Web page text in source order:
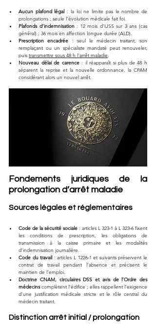
Aucun plafond légal : la loi ne limite pas le nombre de
prolongations ; seule l’évolution médicale fait foi.
Plafonds d’indemnisation : 12 mois d’IJSS sur 3 ans (cas
général) ; 36 mois en affection longue durée (ALD).
Prescription encadrée : seul le médecin traitant, son
remplaçant ou un spécialiste mandaté peut renouveler,
puis transmettre sous 48 h l'arrêt maladie.
Nouveau délai de carence : il réapparaît si plus de 48 h
séparent la reprise et la nouvelle ordonnance, la CPAM
considérant alors un nouvel arrêt.
Fondements juridiques de la
prolongation d’arrêt maladie
Sources légales et réglementaires
Code de la sécurité sociale : articles L 323-1 à L 323-6 fixent
les conditions de prescription, les obligations de
transmission à la caisse primaire et les modalités
d’indemnisation journalière.
Code du travail : articles L 1226-1 et suivants préservent le
contrat de travail pendant l’absence et précisent le
maintien de l’emploi.
Doctrine CNAM, circulaires DSS et avis de l’Ordre des
médecins complètent l’édifice ; elles rappellent l’exigence
d’une justification médicale stricte et le rôle central du
médecin traitant.
Distinction arrêt initial / prolongation